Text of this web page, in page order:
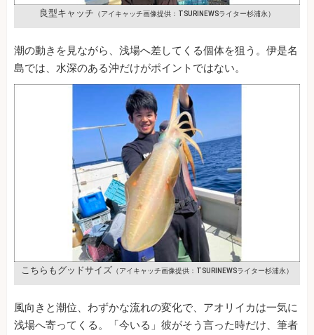
良型キャッチ （アイキャッチ画像提供：TSURINEWSライター杉浦永）
潮の動きを見ながら、浅場へ差してくる個体を狙う。伊是名
島では、水深のある沖だけがポイントではない。
こちらもグッドサイズ （アイキャッチ画像提供：TSURINEWSライター杉浦永）
風向きと潮位、わずかな流れの変化で、アオリイカは一気に
浅場へ寄ってくる。「今いる」彼がそう言った時だけ、筆者